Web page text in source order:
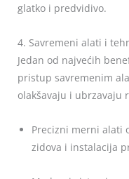
glatko i predvidivo.
4. Savremeni alati i
Jedan od najvećih
pristup savremenim
olakšavaju i ubrzavaju
Precizni merni alati
zidova i instalacija